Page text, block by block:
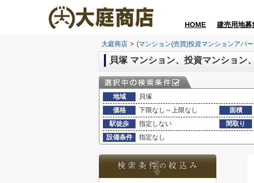
HOME 建売用地募
大庭商店 > (マンション(売買)投資マンションアパ
地域
貝塚
価格
下限なし～上限なし 面積
駅徒歩
指定しない 間取り
設備条件
指定なし